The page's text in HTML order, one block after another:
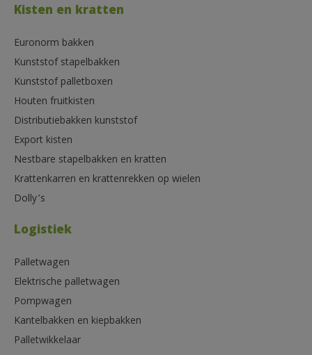
Kisten en kratten
Euronorm bakken
Kunststof stapelbakken
Kunststof palletboxen
Houten fruitkisten
Distributiebakken kunststof
Export kisten
Nestbare stapelbakken en kratten
Krattenkarren en krattenrekken op wielen
Dolly’s
Logistiek
Palletwagen
Elektrische palletwagen
Pompwagen
Kantelbakken en kiepbakken
Palletwikkelaar